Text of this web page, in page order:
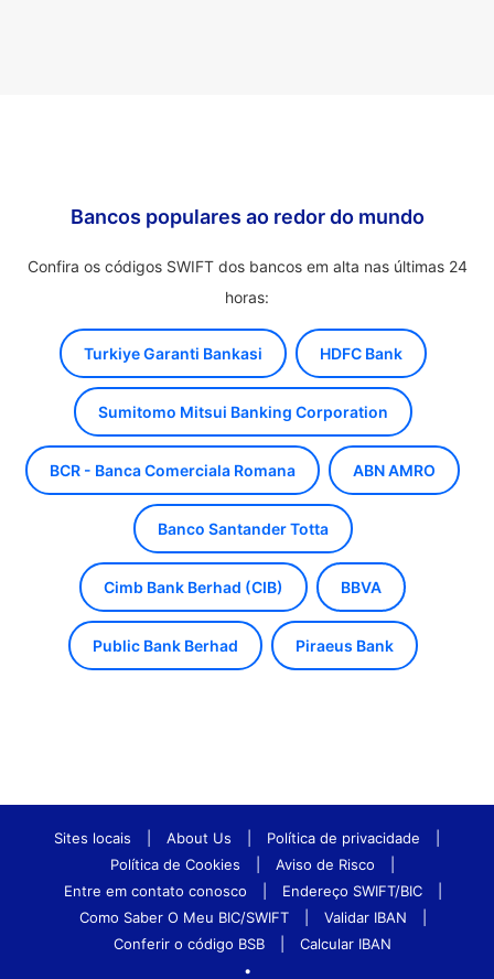
Bancos populares ao redor do mundo
Confira os códigos SWIFT dos bancos em alta nas últimas 24
horas:
Turkiye Garanti Bankasi HDFC Bank
Sumitomo Mitsui Banking Corporation
BCR - Banca Comerciala Romana ABN AMRO
Banco Santander Totta
Cimb Bank Berhad (CIB) BBVA
Public Bank Berhad Piraeus Bank
Sites locais About Us Política de privacidade
Política de Cookies
Aviso de Risco
Entre em contato conosco
Endereço SWIFT/BIC
Como Saber O Meu BIC/SWIFT
Validar IBAN
Conferir o código BSB
Calcular IBAN
•